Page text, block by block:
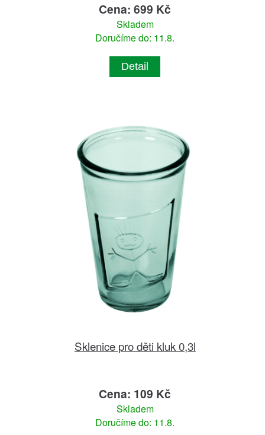
Cena: 699 Kč
Skladem
Doručíme do: 11.8.
Detail
Sklenice pro děti kluk 0,3l
Cena: 109 Kč
Skladem
Doručíme do: 11.8.